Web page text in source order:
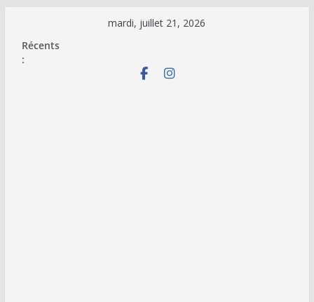
contenu
mardi, juillet 21, 2026
Récents
: